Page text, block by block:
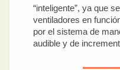
“inteligente”, ya que
ventiladores en
por el sistema de
audible y de